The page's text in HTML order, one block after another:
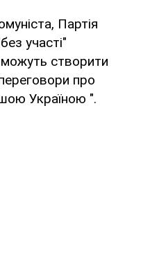
Партія
участі"
створити
про
Україною ".